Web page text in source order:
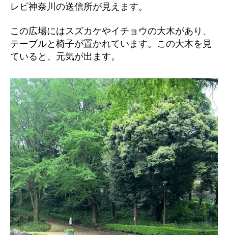
レビ神奈川の送信所が見えます。
この広場にはスズカケやイチョウの大木があり、
テーブルと椅子が置かれています。この大木を見
ていると、元気が出ます。